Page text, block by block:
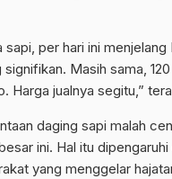
sapi, per hari ini
Masih sama,
Harga jualnya segitu,”
daging sapi malah
ini. Hal itu dipengaruhi
yang menggelar